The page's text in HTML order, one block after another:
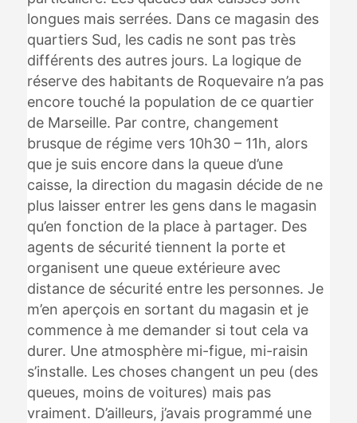
longues mais serrées. Dans ce magasin des
quartiers Sud, les cadis ne sont pas très
différents des autres jours. La logique de
réserve des habitants de Roquevaire n’a pas
encore touché la population de ce quartier
de Marseille. Par contre, changement
brusque de régime vers 10h30 – 11h, alors
que je suis encore dans la queue d’une
caisse, la direction du magasin décide de ne
plus laisser entrer les gens dans le magasin
qu’en fonction de la place à partager. Des
agents de sécurité tiennent la porte et
organisent une queue extérieure avec
distance de sécurité entre les personnes. Je
m’en aperçois en sortant du magasin et je
commence à me demander si tout cela va
durer. Une atmosphère mi-figue, mi-raisin
s’installe. Les choses changent un peu (des
queues, moins de voitures) mais pas
vraiment. D’ailleurs, j’avais programmé une